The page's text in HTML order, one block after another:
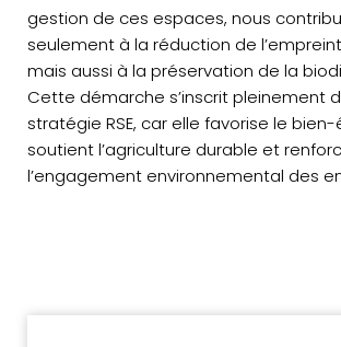
gestion de ces espaces, nous
seulement à la réduction de
mais aussi à la préservation de la
Cette démarche s’inscrit pleinement
stratégie RSE, car elle favorise le
soutient l’agriculture durable et
l’engagement environnemental des